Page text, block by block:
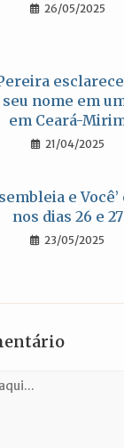
26/05/2025
nome em
em Ceará-
21/04/2025
e
nos dias 26 e 27
23/05/2025